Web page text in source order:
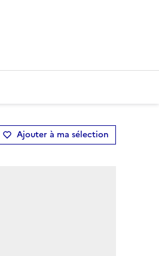
Ajouter à ma sélection